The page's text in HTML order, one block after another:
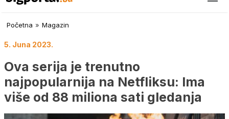
Početna » Magazin
5. Juna 2023.
Ova serija je trenutno
najpopularnija na Netfliksu: Ima
više od 88 miliona sati gledanja